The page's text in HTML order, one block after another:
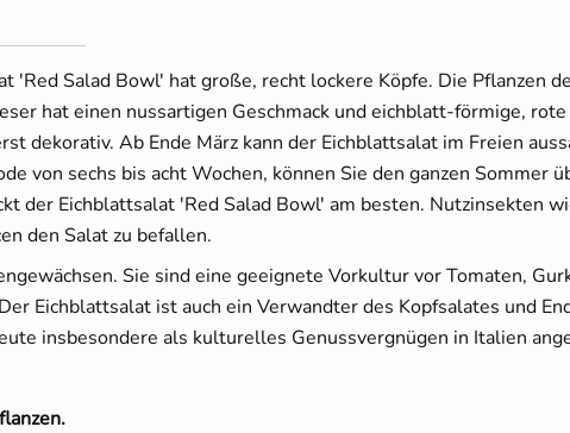
Brennnesseljauche
Flüssigdünger 250
Anzuchtschalen Set
[Kunststoff] &
aus Holz
13,99 €
Salad Bowl' hat große, recht lockere Köpfe. Die Pflanzen
hat einen nussartigen Geschmack und eichblatt-förmige,
dekorativ. Ab Ende März kann der Eichblattsalat im Freien
von sechs bis acht Wochen, können Sie den ganzen Sommer
der Eichblattsalat 'Red Salad Bowl' am besten. Nutzinsekten
den Salat zu befallen.
Sie sind eine geeignete Vorkultur vor Tomaten,
Eichblattsalat ist auch ein Verwandter des Kopfsalates und
insbesondere als kulturelles Genussvergnügen in Italien